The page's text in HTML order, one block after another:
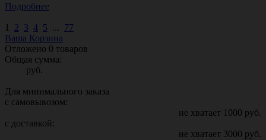
Подробнее
1 2 3 4 5 ... 77
Ваша Корзина
Отложено 0 товаров
Общая сумма:
руб.
Для минимального заказа
с самовывозом:
не хватает 1000 руб.
с доставкой:
не хватает 3000 руб.